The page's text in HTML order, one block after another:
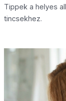
Tippek a helyes
tincsekhez.